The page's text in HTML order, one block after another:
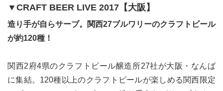
▼CRAFT BEER LIVE 2017【大阪】
造り手が自らサーブ。関西27ブルワリーのクラフトビール
が約120種！
関西2府4県のクラフトビール醸造所27社が大阪・なんば
に集結。120種以上のクラフトビールが楽しめる関西限定